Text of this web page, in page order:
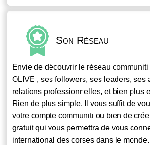
Son Réseau
Envie de découvrir le réseau communiti
OLIVE , ses followers, ses leaders, ses
relations professionnelles, et bien plus
Rien de plus simple. Il vous suffit de
votre compte communiti ou bien de
gratuit qui vous permettra de vous
international des corses dans le monde.